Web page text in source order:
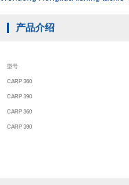
产品介绍
型号
CARP 360
CARP 390
CARP 360
CARP 390